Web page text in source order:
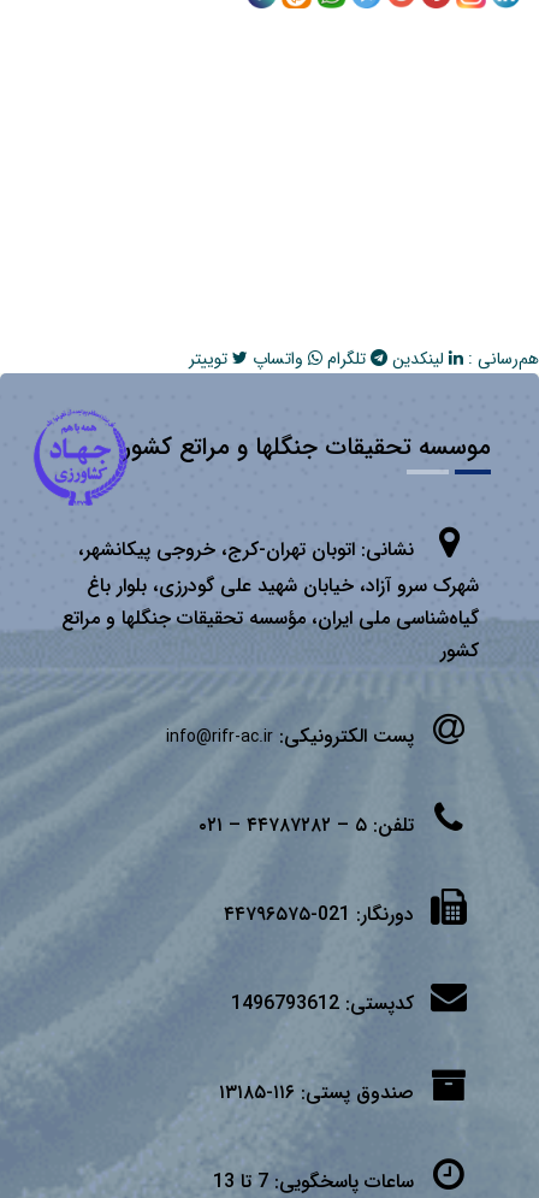
هم‌رسانی : لینکدین تلگرام واتساپ توییتر
موسسه تحقیقات جنگلها و مراتع کشور
نشانی: اتوبان تهران­-كرج، خروجی پیكانشهر،
شهرک سرو آزاد، خیابان شهید علی گودرزی، بلوار باغ
گیاه‌شناسی ملی ایران، مؤسسه تحقیقات جنگلها و مراتع
كشور
پست الکترونیکی: info@rifr-ac.ir
تلفن: ۵ – ۴۴۷۸۷۲۸۲ – ۰۲۱
دورنگار: 021-۴۴۷۹۶۵۷۵
کدپستی: 1496793612
صندوق پستی: ۱۱۶-۱۳۱۸۵
ساعات پاسخگویی: 7 تا 13